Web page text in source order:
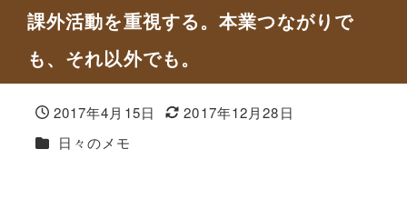
課外活動を重視する。本業つながりで
も、それ以外でも。
2017年4月15日
2017年12月28日
カテゴリー
日々のメモ